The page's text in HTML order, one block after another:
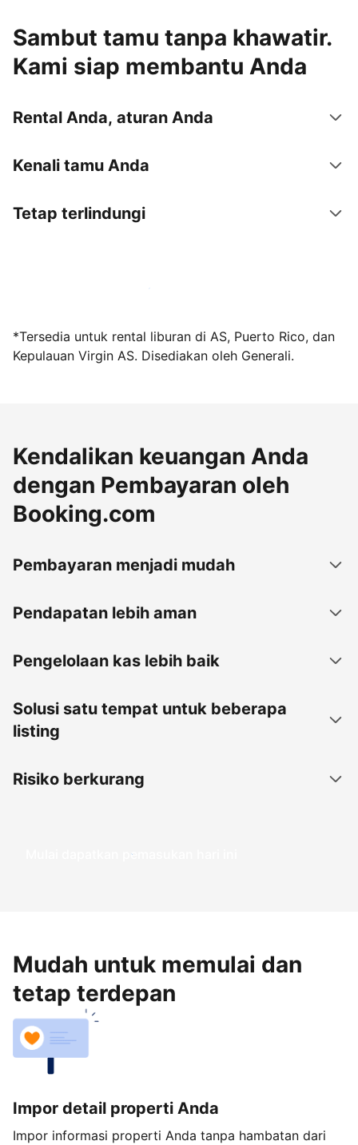
Sambut tamu tanpa khawatir.
Kami siap membantu Anda
Rental Anda, aturan Anda
Kenali tamu Anda
Tetap terlindungi
Jadi tuan rumah bersama kami sekarang
*Tersedia untuk rental liburan di AS, Puerto Rico, dan
Kepulauan Virgin AS. Disediakan oleh Generali.
Kendalikan keuangan Anda
dengan Pembayaran oleh
Booking.com
Pembayaran menjadi mudah
Pendapatan lebih aman
Pengelolaan kas lebih baik
Solusi satu tempat untuk beberapa
listing
Risiko berkurang
Mulai dapatkan pemasukan hari ini
Mudah untuk memulai dan
tetap terdepan
Impor detail properti Anda
Impor informasi properti Anda tanpa hambatan dari